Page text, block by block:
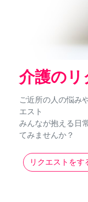
介護のリ
ご近所の人の悩み
エスト
みんなが抱える日
てみませんか？
リクエストをす